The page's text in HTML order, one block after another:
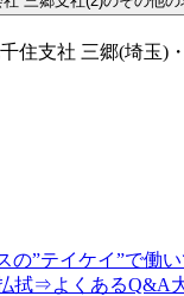
住支社 三郷(埼玉)
の”テイケイ”で働
拭⇒よくあるQ&A